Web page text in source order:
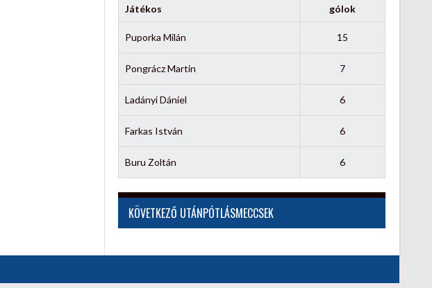
Játékos gólok
Puporka Milán 15
Pongrácz Martin 7
Ladányi Dániel 6
Farkas István 6
Buru Zoltán 6
KÖVETKEZŐ UTÁNPÓTLÁSMECCSEK